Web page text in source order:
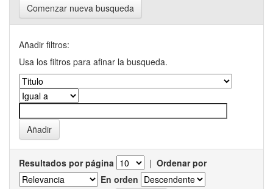
Comenzar nueva busqueda
Añadir filtros:
Usa los filtros para afinar la busqueda.
Resultados por página | Ordenar por
En orden